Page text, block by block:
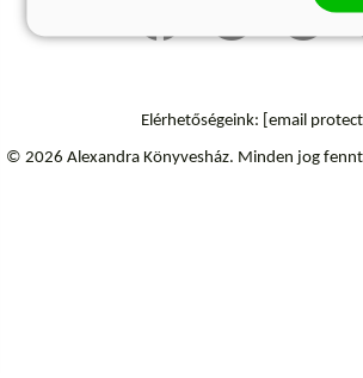
Elérhetőségeink: [email
© 2026 Alexandra Könyvesház. Minden jog